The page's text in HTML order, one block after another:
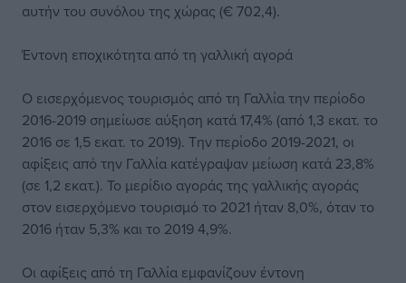
αυτήν του συνόλου της χώρας (€ 702,4).
Έντονη εποχικότητα από τη γαλλική αγορά
Ο εισερχόμενος τουρισμός από τη Γαλλία την περίοδο
2016-2019 σημείωσε αύξηση κατά 17,4% (από 1,3 εκατ. το
2016 σε 1,5 εκατ. το 2019). Την περίοδο 2019-2021, οι
αφίξεις από την Γαλλία κατέγραψαν μείωση κατά 23,8%
(σε 1,2 εκατ.). Το μερίδιο αγοράς της γαλλικής αγοράς
στον εισερχόμενο τουρισμό το 2021 ήταν 8,0%, όταν το
2016 ήταν 5,3% και το 2019 4,9%.
Οι αφίξεις από τη Γαλλία εμφανίζουν έντονη